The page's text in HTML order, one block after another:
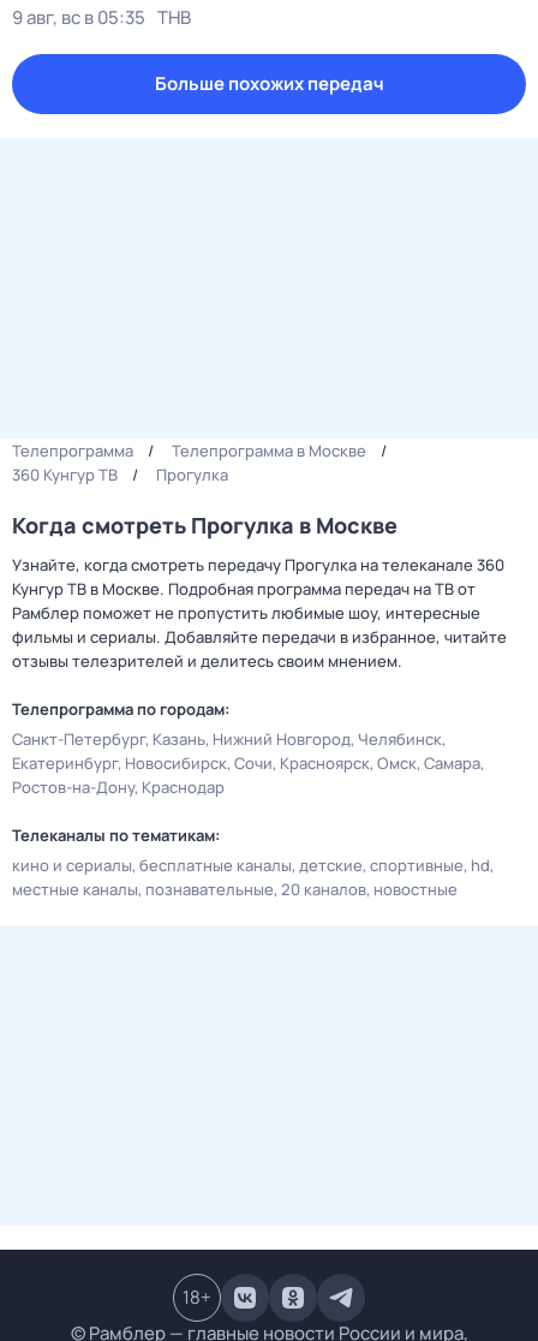
9 авг, вс в 05:35 ТНВ
Больше похожих передач
Телепрограмма
Телепрограмма в Москве
360 Кунгур ТВ
Прогулка
Когда смотреть Прогулка в Москве
Узнайте, когда смотреть передачу Прогулка на телеканале 360
Кунгур ТВ в Москве. Подробная программа передач на ТВ от
Рамблер поможет не пропустить любимые шоу, интересные
фильмы и сериалы. Добавляйте передачи в избранное, читайте
отзывы телезрителей и делитесь своим мнением.
Телепрограмма по городам:
Санкт-Петербург Казань Нижний Новгород Челябинск
Екатеринбург Новосибирск Сочи Красноярск Омск Самара
Ростов-на-Дону Краснодар
Телеканалы по тематикам:
кино и сериалы бесплатные каналы детские спортивные hd
местные каналы познавательные 20 каналов новостные
© Рамблер — главные новости России и мира,
18+